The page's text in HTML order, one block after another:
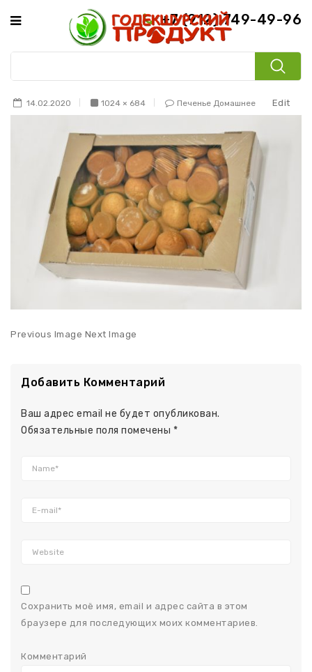
+7 (912) 749-49-96
14.02.2020 1024 × 684 Печенье Домашнее Edit
Previous Image Next Image
Добавить Комментарий
Ваш адрес email не будет опубликован.
Обязательные поля помечены *
Сохранить моё имя, email и адрес сайта в этом
браузере для последующих моих комментариев.
Комментарий